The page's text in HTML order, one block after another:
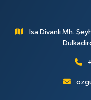
İsa Divanlı Mh.